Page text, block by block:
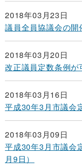
2018年03月23日
議員全員協議会の開
2018年03月20日
改正議員定数条例が
2018年03月16日
平成30年3月市議
2018年03月09日
平成30年3月市議
月9日）